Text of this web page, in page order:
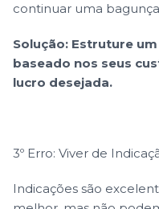
continuar uma
Solução: Estruture
baseado nos seus
lucro desejada.
3º Erro: Viver de
Indicações são